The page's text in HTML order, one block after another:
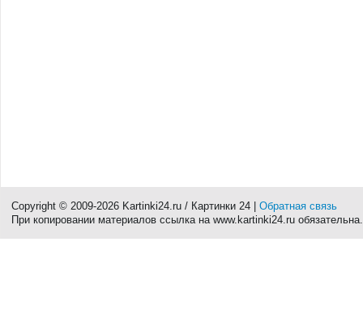
Copyright © 2009-2026 Kartinki24.ru / Картинки 24 | Обратная связь
При копировании материалов ссылка на www.kartinki24.ru обязательна.